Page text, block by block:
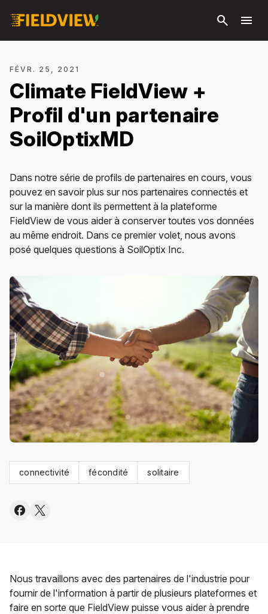
principal
search menu
FÉVR. 25, 2021
Climate FieldView +
Profil d'un partenaire
SoilOptixMD
Dans notre série de profils de partenaires en cours, vous
pouvez en savoir plus sur nos partenaires connectés et
sur la manière dont ils permettent à la plateforme
FieldView de vous aider à conserver toutes vos données
au même endroit. Dans ce premier volet, nous avons
posé quelques questions à SoilOptix Inc.
connectivité fécondité solitaire
Nous travaillons avec des partenaires de l'industrie pour
fournir de l'information à partir de plusieurs plateformes et
faire en sorte que FieldView puisse vous aider à prendre